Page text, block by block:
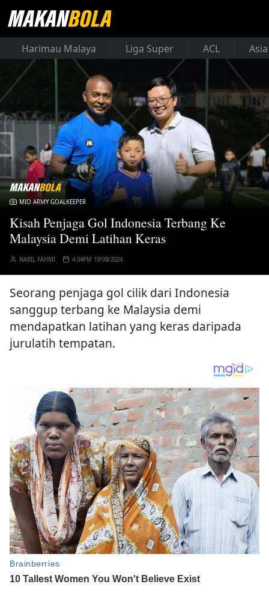
Harimau Malaya Liga Super ACL
MIO ARMY GOALKEEPER
Kisah Penjaga Gol Indonesia Terbang Ke
Malaysia Demi Latihan Keras
NABIL FAHMI 4:04PM 19/08/2024
Seorang penjaga gol cilik dari Indonesia
sanggup terbang ke Malaysia demi
mendapatkan latihan yang keras daripada
jurulatih tempatan.